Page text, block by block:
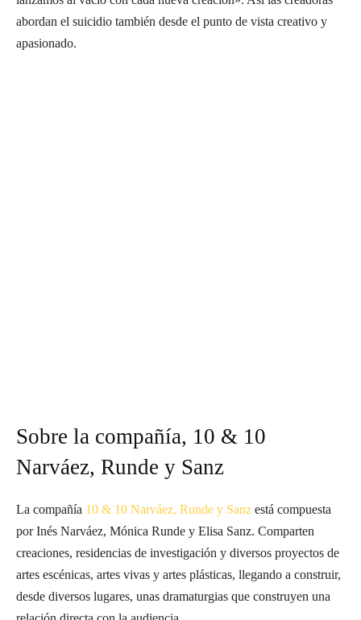
abordan el suicidio también desde el punto de vista creativo y
apasionado.
Sobre la compañía, 10 & 10
Narváez, Runde y Sanz
La compañía 10 & 10 Narváez, Runde y Sanz está compuesta
por Inés Narváez, Mónica Runde y Elisa Sanz. Comparten
creaciones, residencias de investigación y diversos proyectos de
artes escénicas, artes vivas y artes plásticas, llegando a construir,
desde diversos lugares, unas dramaturgias que construyen una